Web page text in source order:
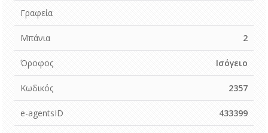
Γραφεία
Μπάνια 2
Όροφος Ισόγειο
Κωδικός 2357
e-agentsID 433399